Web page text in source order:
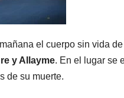
el cuerpo sin vida
y Allayme. En el lugar se
de su muerte.